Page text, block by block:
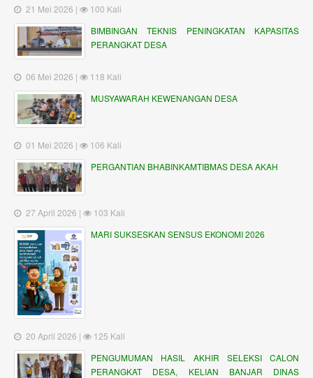
21 Mei 2026 |
100 Kali
BIMBINGAN TEKNIS PENINGKATAN KAPASITAS
PERANGKAT DESA
06 Mei 2026 |
118 Kali
MUSYAWARAH KEWENANGAN DESA
01 Mei 2026 |
106 Kali
PERGANTIAN BHABINKAMTIBMAS DESA AKAH
27 April 2026 |
103 Kali
MARI SUKSESKAN SENSUS EKONOMI 2026
20 April 2026 |
125 Kali
PENGUMUMAN HASIL AKHIR SELEKSI CALON
PERANGKAT DESA, KELIAN BANJAR DINAS